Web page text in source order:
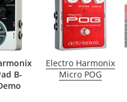
B-
Electro Harmonix
Micro POG